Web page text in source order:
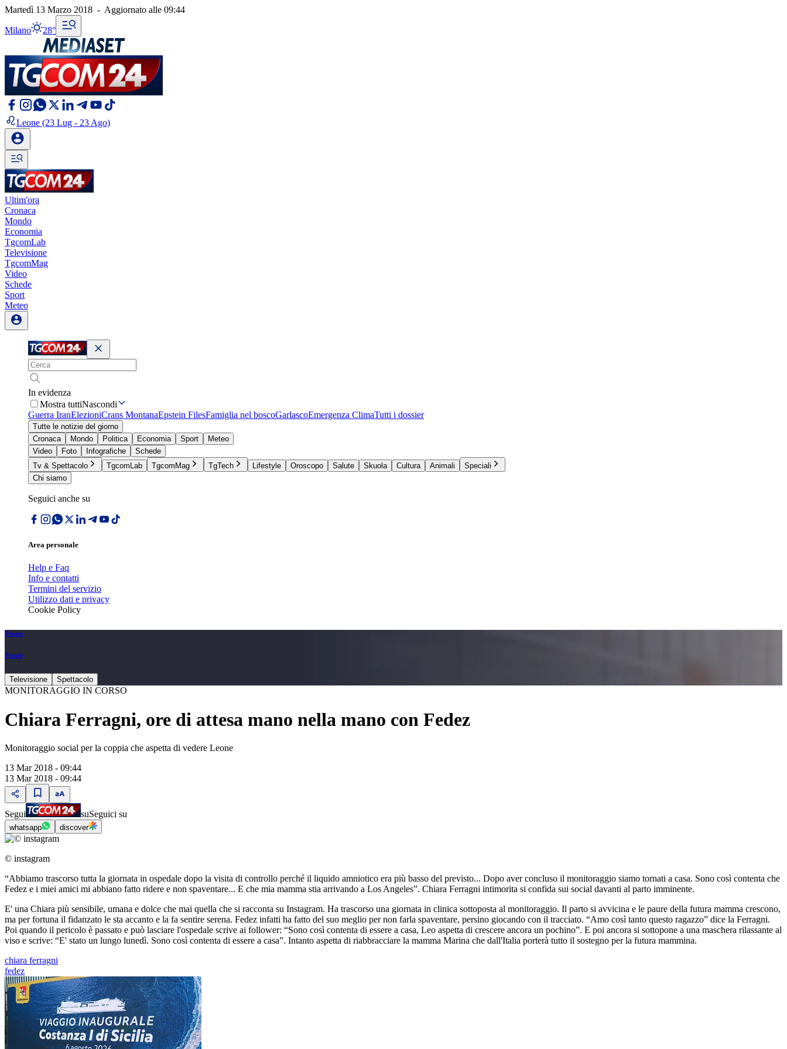
Martedì 13 Marzo 2018 - Aggiornato alle 09:44
Milano 28°
Leone (23 Lug - 23 Ago)
Ultim'ora
Cronaca
Mondo
Economia
TgcomLab
Televisione
TgcomMag
Video
Schede
Sport
Meteo
In evidenza
Mostra tuttiNascondi
Guerra IranElezioniCrans MontanaEpstein FilesFamiglia nel boscoGarlascoEmergenza ClimaTutti i dossier
Tutte le notizie del giorno
Cronaca
Mondo Politica Economia Sport
Meteo
Video
Foto Infografiche
Schede
Tv & Spettacolo
TgcomLab TgcomMag TgTech Lifestyle Oroscopo Salute Skuola Cultura Animali
Speciali
Chi siamo
Seguici anche su
Area personale
Help e Faq
Info e contatti
Termini del servizio
Utilizzo dati e privacy
Cookie Policy
People
People
Televisione Spettacolo
MONITORAGGIO IN CORSO
Chiara Ferragni, ore di attesa mano nella mano con Fedez
Monitoraggio social per la coppia che aspetta di vedere Leone
13 Mar 2018 - 09:44
13 Mar 2018 - 09:44
Segui suSeguici su
whatsapp discover
© instagram
“Abbiamo trascorso tutta la giornata in ospedale dopo la visita di controllo perché il liquido amniotico era più basso del previsto... Dopo aver concluso il monitoraggio siamo tornati a casa. Sono così contenta che
Fedez e i miei amici mi abbiano fatto ridere e non spaventare... E che mia mamma stia arrivando a Los Angeles”. Chiara Ferragni intimorita si confida sui social davanti al parto imminente.
E' una Chiara più sensibile, umana e dolce che mai quella che si racconta su Instagram. Ha trascorso una giornata in clinica sottoposta al monitoraggio. Il parto si avvicina e le paure della futura mamma crescono,
ma per fortuna il fidanzato le sta accanto e la fa sentire serena. Fedez infatti ha fatto del suo meglio per non farla spaventare, persino giocando con il tracciato. “Amo così tanto questo ragazzo” dice la Ferragni.
Poi quando il pericolo è passato e può lasciare l'ospedale scrive ai follower: “Sono così contenta di essere a casa, Leo aspetta di crescere ancora un pochino”. E poi ancora si sottopone a una maschera rilassante al
viso e scrive: “E' stato un lungo lunedì. Sono così contenta di essere a casa”. Intanto aspetta di riabbracciare la mamma Marina che dall'Italia porterà tutto il sostegno per la futura mammina.
chiara ferragni
fedez